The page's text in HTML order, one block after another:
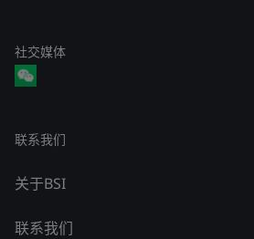
社交媒体
联系我们
关于BSI
联系我们